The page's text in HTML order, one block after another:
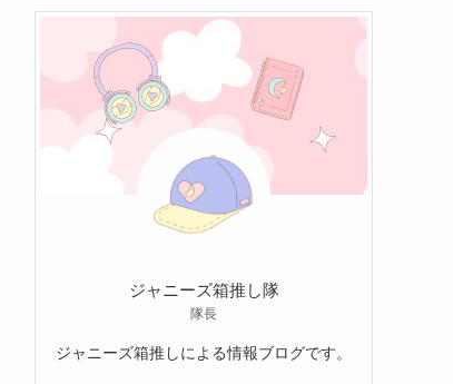
リ
ジャニーズ箱推し隊
隊長
ジャニーズ箱推しによる情報ブログです。